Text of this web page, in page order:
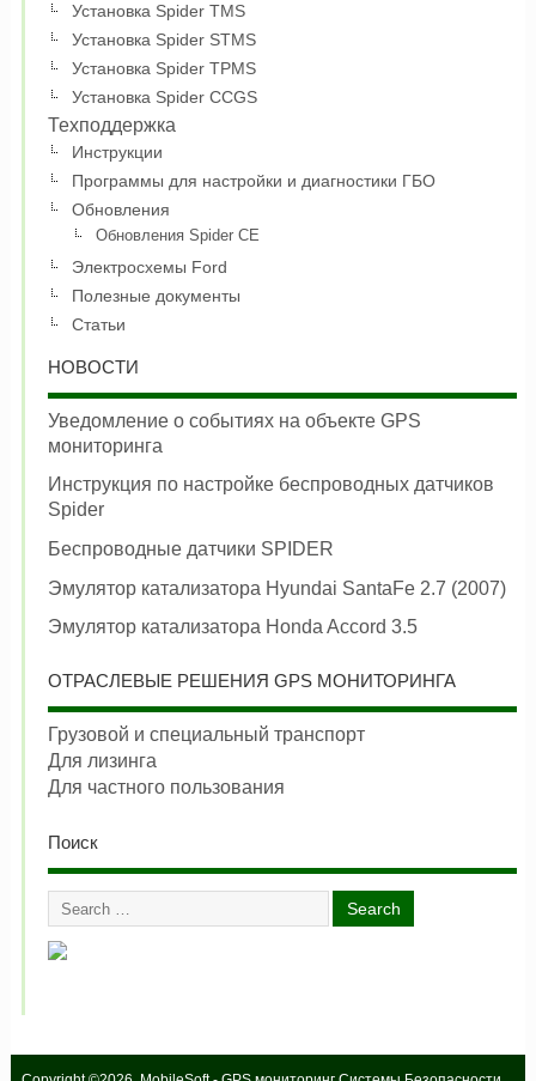
Установка Spider TMS
Установка Spider STMS
Установка Spider TPMS
Установка Spider CCGS
Техподдержка
Инструкции
Программы для настройки и диагностики ГБО
Обновления
Обновления Spider CE
Электросхемы Ford
Полезные документы
Статьи
НОВОСТИ
Уведомление о событиях на объекте GPS
мониторинга
Инструкция по настройке беспроводных датчиков
Spider
Беспроводные датчики SPIDER
Эмулятор катализатора Hyundai SantaFe 2.7 (2007)
Эмулятор катализатора Honda Accord 3.5
ОТРАСЛЕВЫЕ РЕШЕНИЯ GPS МОНИТОРИНГА
Грузовой и специальный транспорт
Для лизинга
Для частного пользования
Поиск